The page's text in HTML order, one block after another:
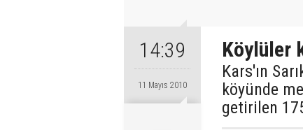
14:39
11 Mayıs 2010
Köylüler
Kars'ın
köyünde
getirilen